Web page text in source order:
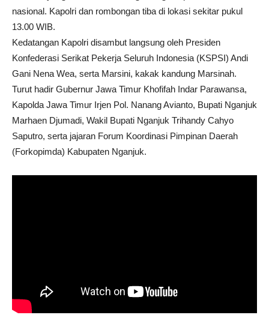
nasional. Kapolri dan rombongan tiba di lokasi sekitar pukul
13.00 WIB.
Kedatangan Kapolri disambut langsung oleh Presiden
Konfederasi Serikat Pekerja Seluruh Indonesia (KSPSI) Andi
Gani Nena Wea, serta Marsini, kakak kandung Marsinah.
Turut hadir Gubernur Jawa Timur Khofifah Indar Parawansa,
Kapolda Jawa Timur Irjen Pol. Nanang Avianto, Bupati Nganjuk
Marhaen Djumadi, Wakil Bupati Nganjuk Trihandy Cahyo
Saputro, serta jajaran Forum Koordinasi Pimpinan Daerah
(Forkopimda) Kabupaten Nganjuk.